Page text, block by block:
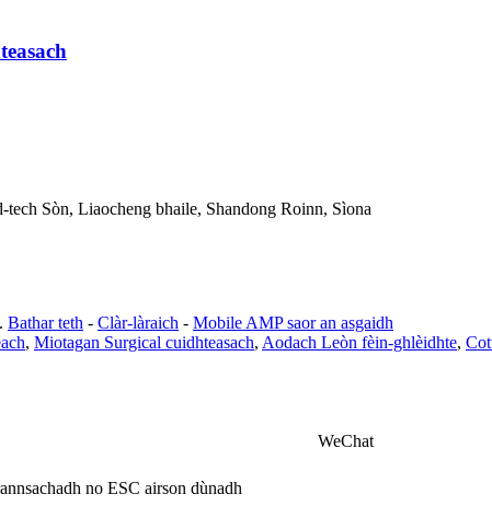
Sòn, Liaocheng bhaile, Shandong Roinn, Sìona
Bathar teth - Clàr-làraich - Mobile AMP saor an asgaidh
, Miotagan Surgical cuidhteasach, Aodach Leòn fèin-ghlèidhte,
WeChat
no ESC airson dùnadh